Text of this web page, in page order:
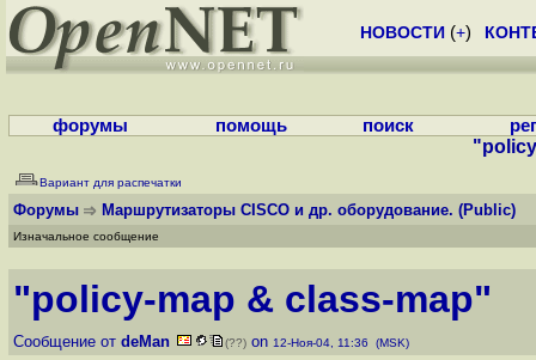
НОВОСТИ (+)
форумы помощь поиск
Вариант для распечатки
Форумы Маршрутизаторы CISCO и др. оборудование. (Public)
Изначальное сообщение
"policy-map & class-map"
Сообщение от deMan (??) on 12-Ноя-04, 11:36 (MSK)